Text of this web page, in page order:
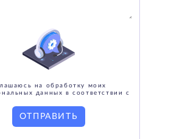
на обработку моих
данных в соответствии с
ОТПРАВИТЬ